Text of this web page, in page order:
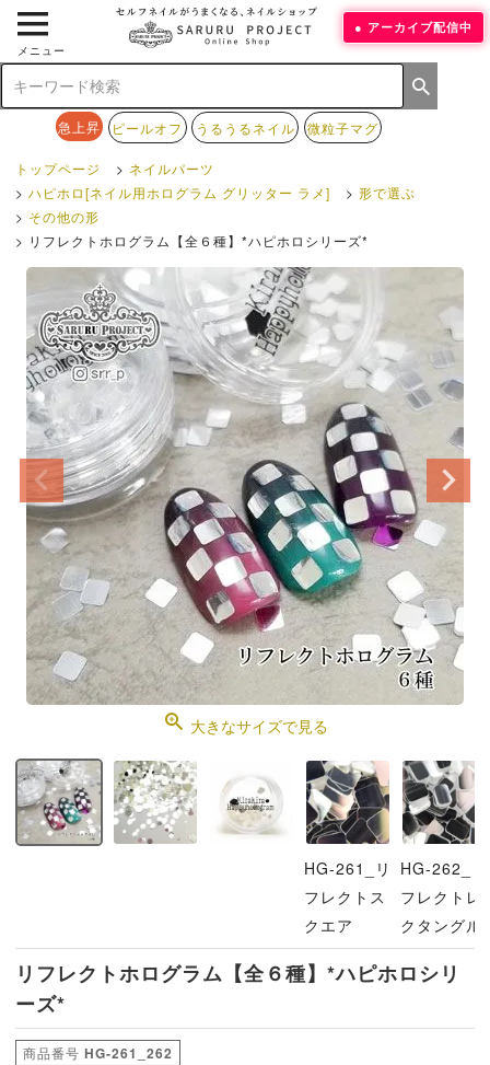
メニュー
急上昇 ピールオフ うるうるネイル 微粒子マグ
アーカイブ配信中
トップページ
ネイルパーツ
ハピホロ[ネイル用ホログラム グリッター ラメ]
形で選ぶ
その他の形
リフレクトホログラム【全６種】*ハピホロシリーズ*
大きなサイズで見る
HG-261_リ
フレクトス
クエア
HG-262_リ
フレクトレ
クタングル
リフレクトホログラム【全６種】*ハピホロシリ
ーズ*
商品番号 HG-261_262